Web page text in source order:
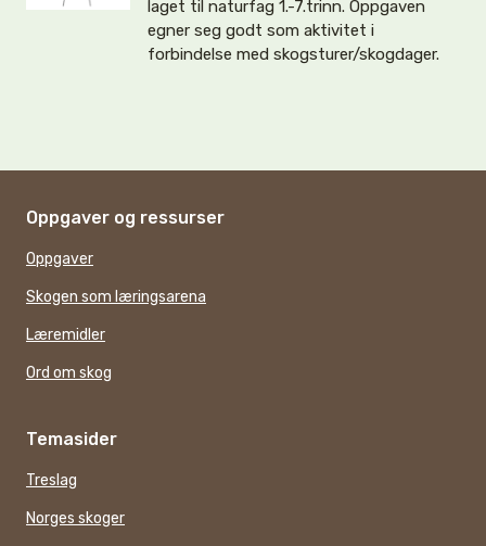
laget til naturfag 1.-7.trinn. Oppgaven
egner seg godt som aktivitet i
forbindelse med skogsturer/skogdager.
Oppgaver og ressurser
Oppgaver
Skogen som læringsarena
Læremidler
Ord om skog
Temasider
Treslag
Norges skoger